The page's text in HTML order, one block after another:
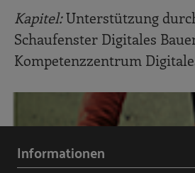
Kapitel:Unterstützung
Schaufenster Digitales
Kompetenzzentrum
Informationen